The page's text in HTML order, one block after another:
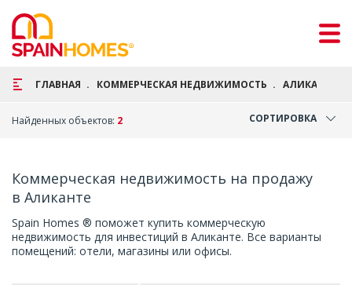
ГЛАВНАЯ КОММЕРЧЕСКАЯ НЕДВИЖИМОСТЬ АЛИКАНТЕ
СОРТИРОВКА
Найденных объектов: 2
Коммерческая недвижимость на продажу
в Аликанте
Spain Homes ® поможет купить коммерческую
недвижимость для инвестиций в Аликанте. Все варианты
помещений: отели, магазины или офисы.